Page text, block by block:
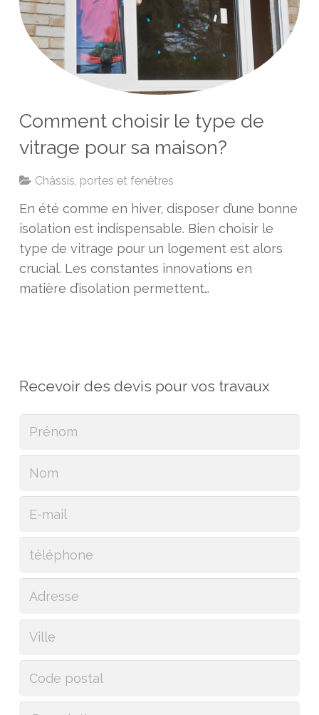
Comment choisir le type de
vitrage pour sa maison?
Châssis, portes et fenêtres
En été comme en hiver, disposer d’une bonne
isolation est indispensable. Bien choisir le
type de vitrage pour un logement est alors
crucial. Les constantes innovations en
matière d’isolation permettent…
Recevoir des devis pour vos travaux